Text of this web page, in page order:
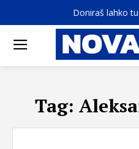
Doniraš lahko
Tag: